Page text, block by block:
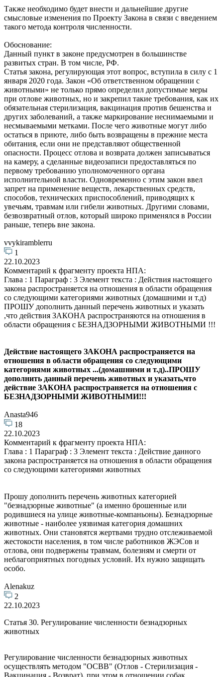
Также необходимо будет внести и дальнейшие другие
смысловые изменения по Проекту Закона в связи с введением
такого метода контроля численности.
Обоснование:
Данный пункт в законе предусмотрен в большинстве
развитых стран. В том числе, РФ.
Статья закона, регулирующая этот вопрос, вступила в силу с 1
января 2020 года. Закон «Об ответственном обращении с
животными» не только прямо определил допустимые меры
при отлове животных, но и закрепил такие требования, как их
обязательная стерилизация, вакцинация против бешенства и
других заболеваний, а также маркирование неснимаемыми и
несмываемыми метками. После чего животные могут либо
остаться в приюте, либо быть возвращены в прежние места
обитания, если они не представляют общественной
опасности. Процесс отлова и возврата должен записываться
на камеру, а сделанные видеозаписи предоставляться по
первому требованию уполномоченного органа
исполнительной власти. Одновременно с этим закон ввел
запрет на применение веществ, лекарственных средств,
способов, технических приспособлений, приводящих к
увечьям, травмам или гибели животных. Другими словами,
безвозвратный отлов, который широко применялся в России
раньше, теперь вне закона.
vvykiramblerru
1
22.10.2023
Комментарий к фрагменту проекта НПА:
Глава : 1 Параграф : 3 Элемент текста : Действия настоящего
закона распространяется на отношения в области обращения
со следующими категориями животных (домашними и т.д)
ПРОШУ дополнить данный перечень животных и указать
,что действия ЗАКОНА распространяются на отношения в
области обращения с БЕЗНАДЗОРНЫМИ ЖИВОТНЫМИ !!!
Действие настоящего ЗАКОНА распространяется на
отношения в области обращения со следующими
категориями животных ...(домашними и т.д)..ПРОШУ
дополнить данный перечень животных и указать,что
действие ЗАКОНА распространяется на отношения с
БЕЗНАДЗОРНЫМИ ЖИВОТНЫМИ!!!
Anasta946
18
22.10.2023
Комментарий к фрагменту проекта НПА:
Глава : 1 Параграф : 3 Элемент текста : Действие данного
закона распространяется на отношения в области обращения
со следующими категориями животных
Прошу дополнить перечень животных категорией
"безнадзорные животные" (а именно брошенные или
родившиеся на улице животные-компаньоны). Безнадзорные
животные - наиболее уязвимая категория домашних
животных. Они становятся жертвами трудно отслеживаемой
жестокости населения, в том числе работников ЖЭСов и
отлова, они подвержены травмам, болезням и смерти от
неблагоприятных погодных условий. Их нужно защищать
особо.
Alenakuz
2
22.10.2023
Статья 30. Регулирование численности безнадзорных
животных
Регулирование численности безнадзорных животных
осуществлять методом "ОСВВ" (Отлов - Стерилизация -
Вакцинация - Возврат), при этом в отношении собак